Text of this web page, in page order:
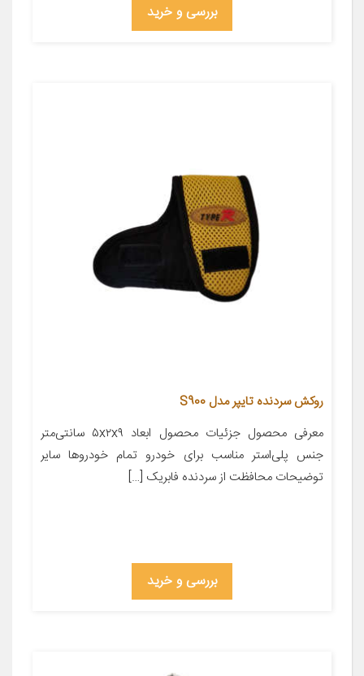
بررسی و خرید
روکش سردنده تایپر مدل S900
معرفی محصول جزئیات محصول ابعاد ۵x۲x۹ سانتی‌متر
جنس پلی‌استر مناسب برای خودرو تمام خودروها سایر
توضیحات محافظت از سردنده فابریک […]
بررسی و خرید